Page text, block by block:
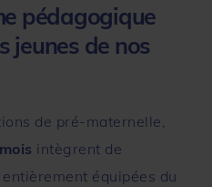
pédagogique
jeunes de nos
de pré-maternelle,
intègrent de
, entièrement équipées du